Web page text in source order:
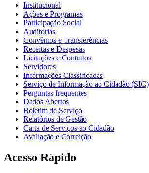
Institucional
Ações e Programas
Participação Social
Auditorias
Convênios e Transferências
Receitas e Despesas
Licitações e Contratos
Servidores
Informações Classificadas
Serviço de Informação ao Cidadão (SIC)
Perguntas frequentes
Dados Abertos
Boletim de Serviço
Relatórios de Gestão
Carta de Serviços ao Cidadão
Avaliação e Correição
Acesso Rápido